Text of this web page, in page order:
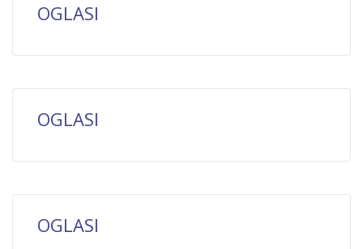
OGLASI
OGLASI
OGLASI